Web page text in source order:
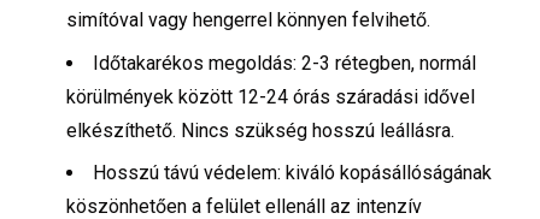
simítóval vagy hengerrel könnyen felvihető.
Időtakarékos megoldás: 2-3 rétegben, normál
körülmények között 12-24 órás száradási idővel
elkészíthető. Nincs szükség hosszú leállásra.
Hosszú távú védelem: kiváló kopásállóságának
köszönhetően a felület ellenáll az intenzív